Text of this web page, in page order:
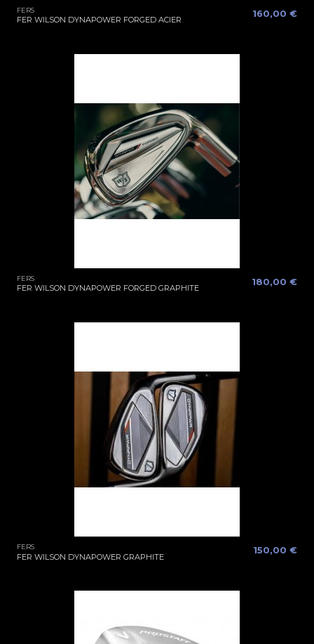
FERS
FER WILSON DYNAPOWER FORGED ACIER
160,00 €
FERS
FER WILSON DYNAPOWER FORGED GRAPHITE
180,00 €
FERS
FER WILSON DYNAPOWER GRAPHITE
150,00 €